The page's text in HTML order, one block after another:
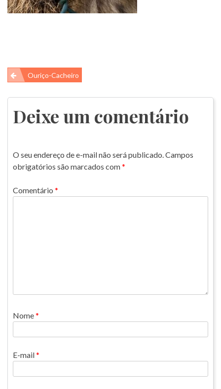
Navegação
de
Post
Ouriço-Cacheiro
Deixe um comentário
O seu endereço de e-mail não será publicado.Campos
obrigatórios são marcados com*
Comentário *
Nome*
E-mail*